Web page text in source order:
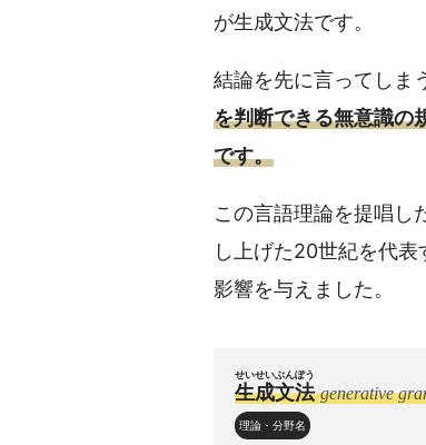
が生成文法です。
結論を先に言ってしま
を判断できる無意識の
です。
この言語理論を提唱し
し上げた20世紀を代
影響を与えました。
生成文法
せいせいぶんぽう
generative
理論・分野名